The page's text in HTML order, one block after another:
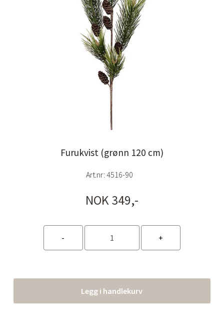
Furukvist (grønn 120 cm)
Art.nr: 4516-90
NOK 349,-
Legg i handlekurv